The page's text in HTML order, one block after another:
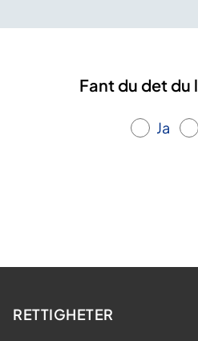
Fant du det du
Ja
RETTIGHETER